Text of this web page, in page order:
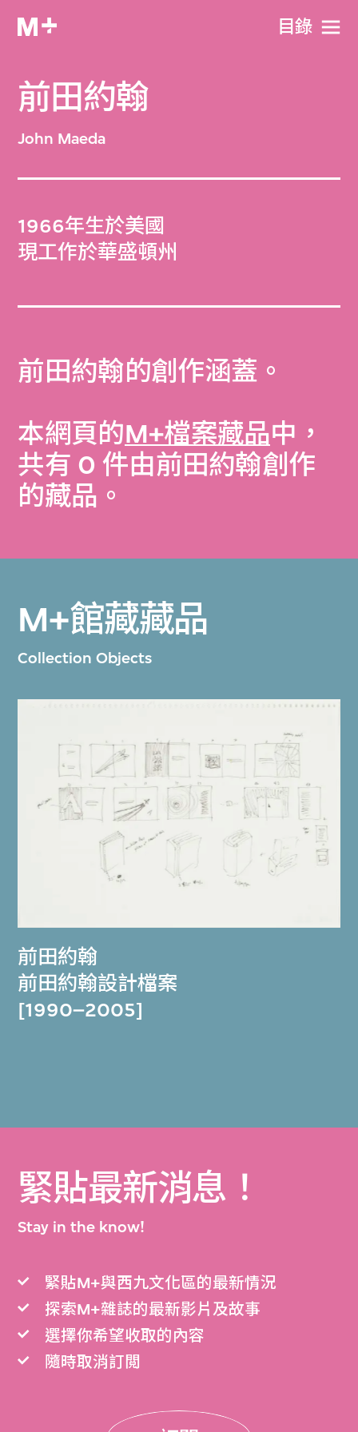
目​錄
前田約翰
John Maeda
1966年生於美國
現工作於華盛頓州
前田約翰的創作涵蓋。
本網頁的M+檔案藏品中，
共有 0 件由前田約翰創作
的藏品。
M+館藏藏品
Collection Objects
前田約翰
前田約翰設計檔案
[1990–2005]
緊貼最新消息！
Stay in the know!
緊貼M+與西九文化區的最新情況
探索M+雜誌的最新影片及故事
選擇你希望收取的內容
隨時取消訂閲